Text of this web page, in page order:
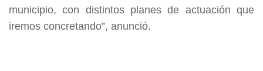
municipio, con distintos planes de actuación que
iremos concretando”, anunció.